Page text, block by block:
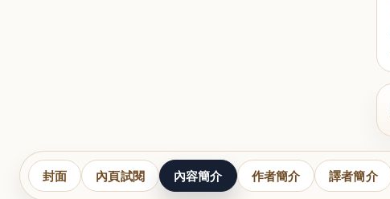
封面 內頁試閱 內容簡介 作者簡介 譯者簡介